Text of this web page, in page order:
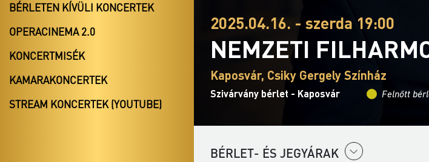
BÉRLETEN KÍVÜLI KONCERTEK
OPERACINEMA 2.0
KONCERTMISÉK
KAMARAKONCERTEK
STREAM KONCERTEK (YOUTUBE)
2025.04.16. - szerda 19:00
NEMZETI
Kaposvár, Csiky Gergely Színház
Szivárvány bérlet - Kaposvár Felnőtt
BÉRLET- ÉS JEGYÁRAK